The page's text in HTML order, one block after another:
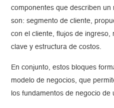
componentes que describen un
son: segmento de cliente,
con el cliente, flujos de ingreso,
clave y estructura de costos.
En conjunto, estos bloques
modelo de negocios, que
los fundamentos de negocio de